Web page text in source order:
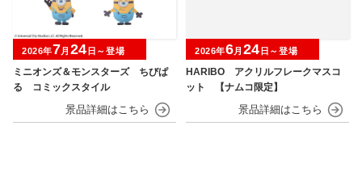
ミニオンズ＆モンスターズ ちびぱ
る コミックスタイル
2026年7月 24 日～登場
HARIBO アクリルフレークマスコ
ット 【ナムコ限定】
2026年6月 24 日～登場